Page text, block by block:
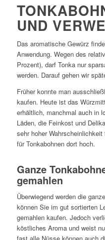
UND
Das aromatische Gewürz
Anwendung. Wegen des
Prozent), darf Tonka nur
werden. Darauf gehen wir
Früher konnte man
kaufen. Heute ist das
erhältlich, manchmal auch in
Läden, die Feinkost und
sehr hoher
für Tonkabohnen dort hoch.
Ganze
gemahlen
Überwiegend werden die
können Sie im gut sortierten
gemahlen kaufen. Jedoch
köstliches Aroma und weist
fast alle Nüsse können auch